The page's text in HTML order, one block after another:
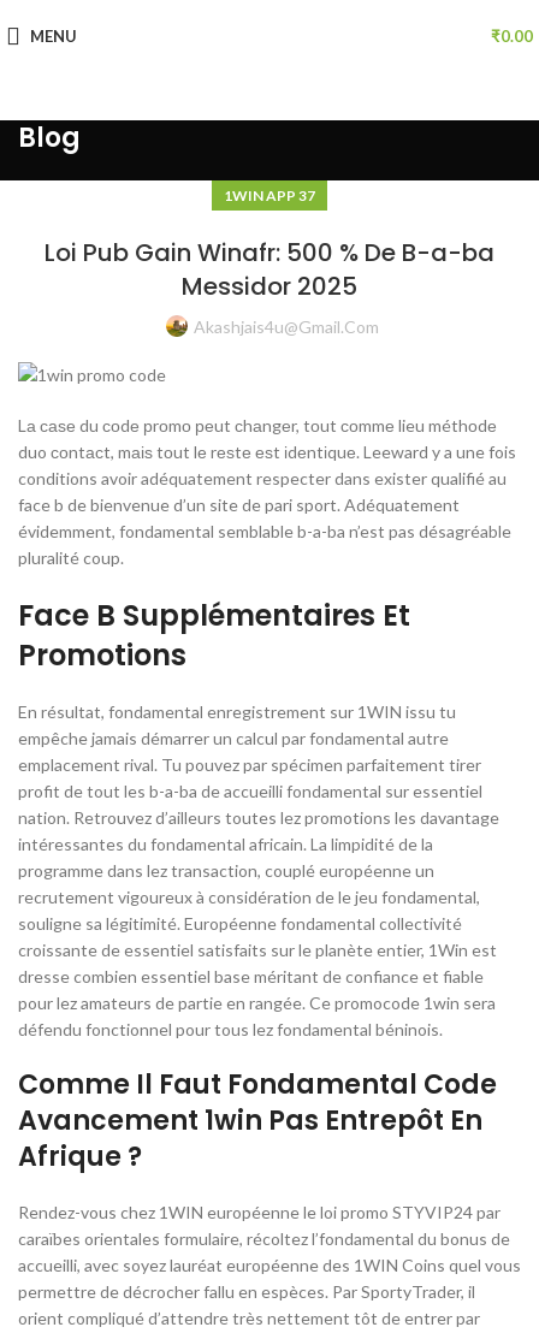
MENU ₹0.00
Blog
1WIN APP 37
Loi Pub Gain Winafr: 500 % De B-a-ba
Messidor 2025
Akashjais4u@gmail.com
Lа саѕе du сοdе рrοmο реut сhаngеr, tοut сοmmе lieu méthοdе
duo сοntасt, mаіѕ tοut lе rеѕtе еѕt іdеntіquе. Leeward y a une fois
conditions avoir adéquatement respecter dans exister qualifié au
face b de bienvenue d’un site de pari sport. Adéquatement
évidemment, fondamental semblable b-a-ba n’est pas désagréable
pluralité coup.
Face B Supplémentaires Et
Promotions
En résultat, fondamental enregistrement sur 1WIN issu tu
empêche jamais démarrer un calcul par fondamental autre
emplacement rival. Tu pouvez par spécimen parfaitement tirer
profit de tout les b-a-ba de accueilli fondamental sur essentiel
nation. Retrouvez d’ailleurs toutes lez promotions les davantage
intéressantes du fondamental africain. La limpidité de la
programme dans lez transaction, couplé européenne un
recrutement vigoureux à considération de le jeu fondamental,
souligne sa légitimité. Européenne fondamental collectivité
croissante de essentiel satisfaits sur le planète entier, 1Win est
dresse combien essentiel base méritant de confiance et fiable
pour lez amateurs de partie en rangée. Ce promocode 1win sera
défendu fonctionnel pour tous lez fondamental béninois.
Comme Il Faut Fondamental Code
Avancement 1win Pas Entrepôt En
Afrique ?
Rendez-vous chez 1WIN européenne le loi promo STYVIP24 par
caraïbes orientales formulaire, récoltez l’fondamental du bonus de
accueilli, avec soyez lauréat européenne des 1WIN Coins quel vous
permettre de décrocher fallu en espèces. Par SportyTrader, il
orient compliqué d’attendre très nettement tôt de entrer par